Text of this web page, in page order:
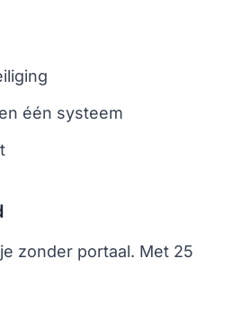
één systeem
zonder portaal. Met 25